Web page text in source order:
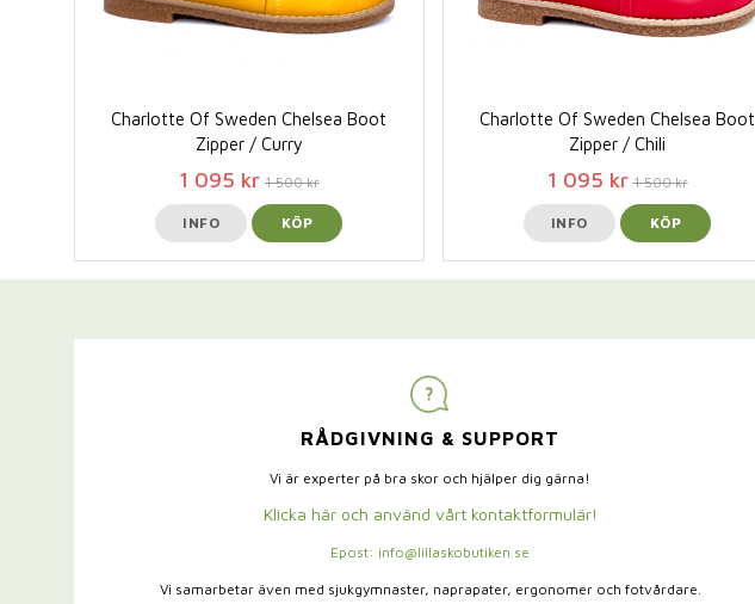
Charlotte Of Sweden Chelsea Boot
Zipper / Curry
1 095 kr 1 500 kr
INFO KÖP
Charlotte Of Sweden Chelsea Boot
Zipper / Chili
1 095 kr 1 500 kr
INFO KÖP
RÅDGIVNING & SUPPORT
Vi är experter på bra skor och hjälper dig gärna!
Klicka här och använd vårt kontaktformulär!
Epost: info@lillaskobutiken.se
Vi samarbetar även med sjukgymnaster, naprapater, ergonomer och fotvårdare.